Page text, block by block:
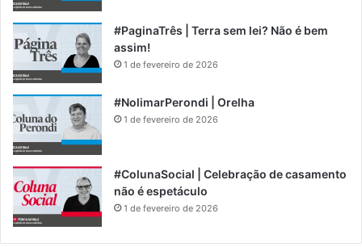
#PaginaTrês | Terra sem lei? Não é bem
assim!
1 de fevereiro de 2026
#NolimarPerondi | Orelha
1 de fevereiro de 2026
#ColunaSocial | Celebração de casamento
não é espetáculo
1 de fevereiro de 2026